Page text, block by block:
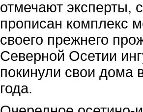
отмечают эксперты,
прописан комплекс
своего прежнего
Северной Осетии
покинули свои дома
года.